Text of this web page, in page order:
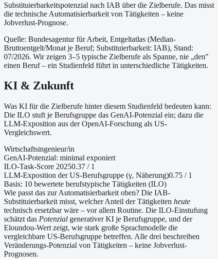
Substituierbarkeitspotenzial nach IAB über die Zielberufe. Das misst
die technische Automatisierbarkeit von Tätigkeiten – keine
Jobverlust-Prognose.
Quelle: Bundesagentur für Arbeit, Entgeltatlas (Median-
Bruttoentgelt/Monat je Beruf; Substituierbarkeit: IAB), Stand:
07/2026. Wir zeigen 3–5 typische Zielberufe als Spanne, nie „den"
einen Beruf – ein Studienfeld führt in unterschiedliche Tätigkeiten.
KI & Zukunft
Was KI für die Zielberufe hinter diesem Studienfeld bedeuten kann:
Die ILO stuft je Berufsgruppe das GenAI-Potenzial ein; dazu die
LLM-Exposition aus der OpenAI-Forschung als US-
Vergleichswert.
Wirtschaftsingenieur/in
GenAI-Potenzial: minimal exponiert
ILO-Task-Score 20250.37 / 1
LLM-Exposition der US-Berufsgruppe (γ, Näherung)0.75 / 1
Basis: 10 bewertete berufstypische Tätigkeiten (ILO)
Wie passt das zur Automatisierbarkeit oben? Die IAB-
Substituierbarkeit misst, welcher Anteil der Tätigkeiten heute
technisch ersetzbar wäre – vor allem Routine. Die ILO-Einstufung
schätzt das Potenzial generativer KI je Berufsgruppe, und der
Eloundou-Wert zeigt, wie stark große Sprachmodelle die
vergleichbare US-Berufsgruppe betreffen. Alle drei beschreiben
Veränderungs-Potenzial von Tätigkeiten – keine Jobverlust-
Prognosen.